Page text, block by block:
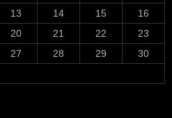
13 14 15
16
20 21 22
23
27 28 29
30